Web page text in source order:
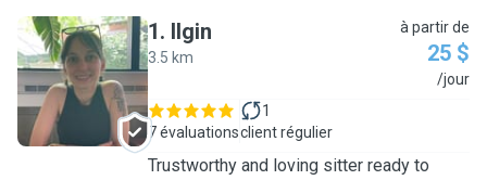
I
1. Ilgin
3.5 km
à partir de
25 $
/jour
7 évaluations
1
client régulier
Trustworthy and loving sitter ready to